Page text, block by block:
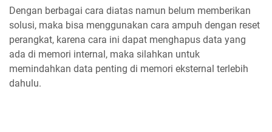
Dengan berbagai cara diatas namun belum memberikan
solusi, maka bisa menggunakan cara ampuh dengan reset
perangkat, karena cara ini dapat menghapus data yang
ada di memori internal, maka silahkan untuk
memindahkan data penting di memori eksternal terlebih
dahulu.